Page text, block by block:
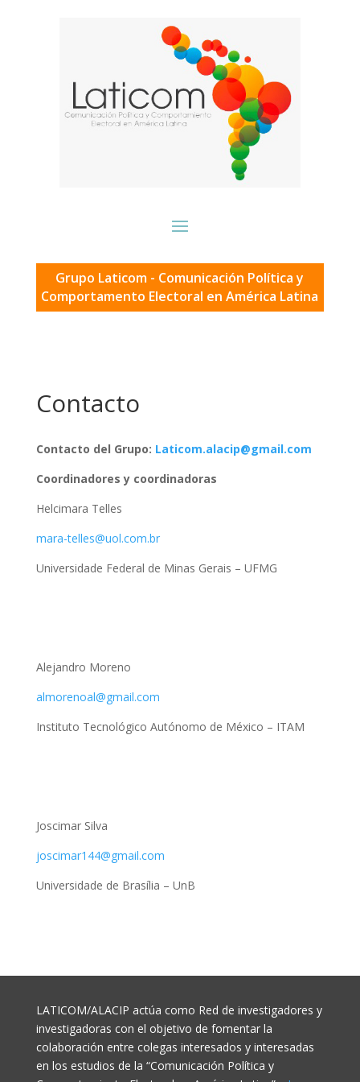
Grupo Laticom - Comunicación Política y
Comportamento Electoral en América Latina
Contacto
Contacto del Grupo: Laticom.alacip@gmail.com
Coordinadores y coordinadoras
Helcimara Telles
mara-telles@uol.com.br
Universidade Federal de Minas Gerais – UFMG
Alejandro Moreno
almorenoal@gmail.com
Instituto Tecnológico Autónomo de México – ITAM
Joscimar Silva
joscimar144@gmail.com
Universidade de Brasília – UnB
LATICOM/ALACIP actúa como Red de investigadores y
investigadoras con el objetivo de fomentar la
colaboración entre colegas interesados y interesadas
en los estudios de la “Comunicación Política y